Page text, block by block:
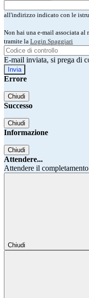
all'indirizzo indicato con le
Non hai una e-mail associata al
tramite la Login Spaggiari
E-mail inviata, si prega di
Errore
Chiudi
Successo
Chiudi
Informazione
Chiudi
Attendere...
Attendere il
Chiudi